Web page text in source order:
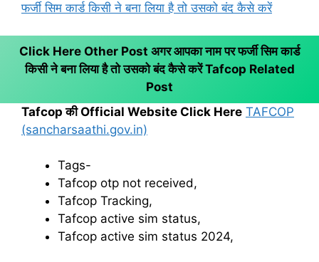
फर्जी सिम कार्ड किसी ने बना लिया है तो उसको बंद कैसे करें
Click Here Other Post अगर आपका नाम पर फर्जी सिम कार्ड
किसी ने बना लिया है तो उसको बंद कैसे करेंTafcop Related
Post
Tafcop की Official Website Click Here TAFCOP
(sancharsaathi.gov.in)
Tags-
Tafcop otp not received,
Tafcop Tracking,
Tafcop active sim status,
Tafcop active sim status 2024,